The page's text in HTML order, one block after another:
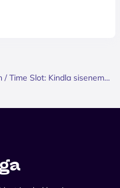
VAN GOGH Tallinn / Time Slot: Kindla sisenemisajaga pilet